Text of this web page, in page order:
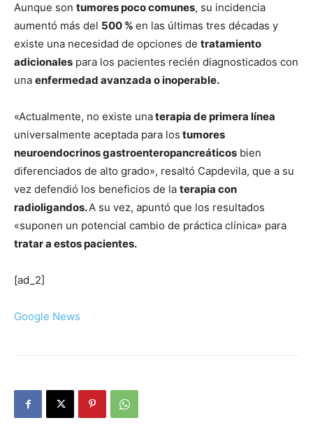
Aunque son tumores poco comunes, su incidencia
aumentó más del 500 % en las últimas tres décadas y
existe una necesidad de opciones de tratamiento
adicionales para los pacientes recién diagnosticados con
una enfermedad avanzada o inoperable.
«Actualmente, no existe unaterapia de primera línea
universalmente aceptada para los tumores
neuroendocrinos gastroenteropancreáticos bien
diferenciados de alto grado», resaltó Capdevila, que a su
vez defendió los beneficios de la terapia con
radioligandos.A su vez, apuntó que los resultados
«suponen un potencial cambio de práctica clínica» para
tratar a estos pacientes.
[ad_2]
Google News